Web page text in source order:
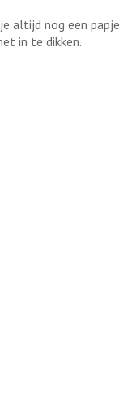
altijd nog een papje
in te dikken.